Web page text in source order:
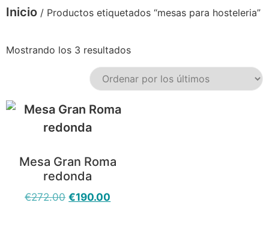
Inicio / Productos etiquetados “mesas para hosteleria”
Mostrando los 3 resultados
Mesa Gran Roma
redonda
€272.00 €190.00